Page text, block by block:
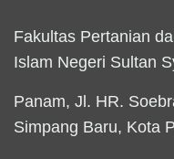
Fakultas Pertanian
Islam Negeri Sultan
Panam, Jl. HR.
Simpang Baru, Kota